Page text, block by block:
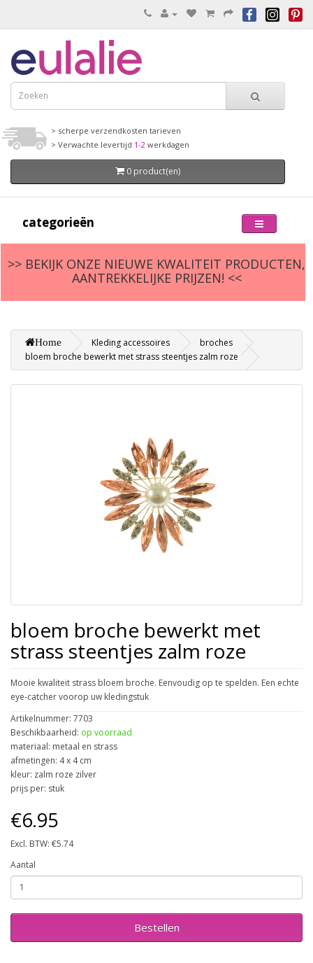
> scherpe verzendkosten tarieven
> Verwachte levertijd 1-2 werkdagen
0 product(en)
categorieën
>> BEKIJK ONZE NIEUWE KWALITEIT PRODUCTEN,
AANTREKKELIJKE PRIJZEN! <<
Home Kleding accessoires
broches
bloem broche bewerkt met strass steentjes zalm roze
bloem broche bewerkt met
strass steentjes zalm roze
Mooie kwaliteit strass bloem broche. Eenvoudig op te spelden. Een echte
eye-catcher voorop uw kledingstuk
Artikelnummer: 7703
Beschikbaarheid: op voorraad
materiaal: metaal en strass
afmetingen: 4 x 4 cm
kleur: zalm roze zilver
prijs per: stuk
€6.95
Excl. BTW: €5.74
Aantal
Bestellen